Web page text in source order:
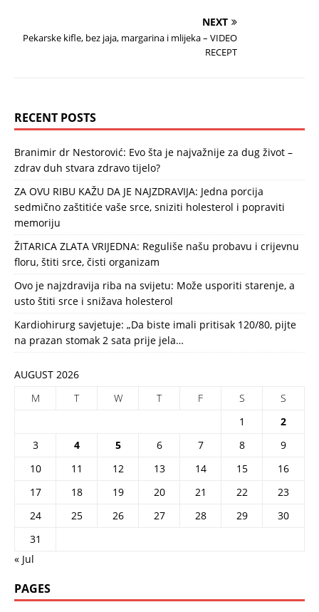
NEXT
Pekarske kifle, bez jaja, margarina i mlijeka – VIDEO
RECEPT
RECENT POSTS
Branimir dr Nestorović: Evo šta je najvažnije za dug život –
zdrav duh stvara zdravo tijelo?
ZA OVU RIBU KAŽU DA JE NAJZDRAVIJA: Jedna porcija
sedmično zaštitiće vaše srce, sniziti holesterol i popraviti
memoriju
ŽITARICA ZLATA VRIJEDNA: Reguliše našu probavu i crijevnu
floru, štiti srce, čisti organizam
Ovo je najzdravija riba na svijetu: Može usporiti starenje, a
usto štiti srce i snižava holesterol
Kardiohirurg savjetuje: „Da biste imali pritisak 120/80, pijte
na prazan stomak 2 sata prije jela…
AUGUST 2026
M
T W T F S
S
1
2
3
4 5 6 7 8
9
10
11 12 13 14 15
16
17
18 19 20 21 22
23
24
25 26 27 28 29
30
31
« Jul
PAGES